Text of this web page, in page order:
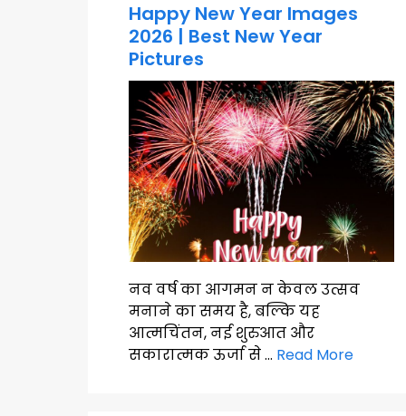
Happy New Year Images
2026 | Best New Year
Pictures
नव वर्ष का आगमन न केवल उत्सव
मनाने का समय है, बल्कि यह
आत्मचिंतन, नई शुरुआत और
सकारात्मक ऊर्जा से … Read More